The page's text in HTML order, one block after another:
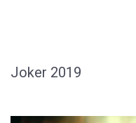
Joker 2019